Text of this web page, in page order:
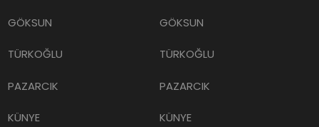
GÖKSUN
TÜRKOĞLU
PAZARCIK
KÜNYE
GÖKSUN
TÜRKOĞLU
PAZARCIK
KÜNYE